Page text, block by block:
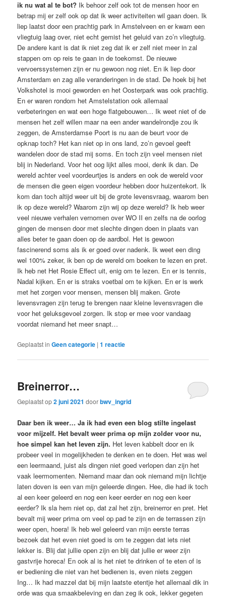
ik nu wat al te bot? Ik behoor zelf ook tot de mensen hoor en
betrap mij er zelf ook op dat ik weer activiteiten wil gaan doen. Ik
liep laatst door een prachtig park in Amstelveen en er kwam een
vliegtuig laag over, niet echt gemist het geluid van zo’n vliegtuig.
De andere kant is dat ik niet zeg dat ik er zelf niet meer in zal
stappen om op reis te gaan in de toekomst. De nieuwe
vervoerssystemen zijn er nu gewoon nog niet. En ik liep door
Amsterdam en zag alle veranderingen in de stad. De hoek bij het
Volkshotel is mooi geworden en het Oosterpark was ook prachtig.
En er waren rondom het Amstelstation ook allemaal
verbeteringen en wat een hoge flatgebouwen… Ik weet niet of de
mensen het zelf willen maar na een ander wandelrondje zou ik
zeggen, de Amsterdamse Poort is nu aan de beurt voor de
opknap toch? Het kan niet op in ons land, zo’n gevoel geeft
wandelen door de stad mij soms. En toch zijn veel mensen niet
blij in Nederland. Voor het oog lijkt alles mooi, denk ik dan. De
wereld achter veel voordeurtjes is anders en ook de wereld voor
de mensen die geen eigen voordeur hebben door huizentekort. Ik
kom dan toch altijd weer uit bij de grote levensvraag, waarom ben
ik op deze wereld? Waarom zijn wij op deze wereld? Ik heb weer
veel nieuwe verhalen vernomen over WO II en zelfs na de oorlog
gingen de mensen door met slechte dingen doen in plaats van
alles beter te gaan doen op de aardbol. Het is gewoon
fascinerend soms als ik er goed over nadenk. Ik weet een ding
wel 100% zeker, ik ben op de wereld om boeken te lezen en pret.
Ik heb net Het Rosie Effect uit, enig om te lezen. En er is tennis,
Nadal kijken. En er is straks voetbal om te kijken. En er is werk
met het zorgen voor mensen, mensen blij maken. Grote
levensvragen zijn terug te brengen naar kleine levensvragen die
voor het geluksgevoel zorgen. Ik stop er mee voor vandaag
voordat niemand het meer snapt…
Geplaatst in Geen categorie |1 reactie
Breinerror…
Geplaatst op2 juni 2021 doorbwv_ingrid
Daar ben ik weer… Ja ik had even een blog stilte ingelast
voor mijzelf. Het bevalt weer prima op mijn zolder voor nu,
hoe simpel kan het leven zijn. Het leven kabbelt door en ik
probeer veel in mogelijkheden te denken en te doen. Het was wel
een leermaand, juist als dingen niet goed verlopen dan zijn het
vaak leermomenten. Niemand maar dan ook niemand mijn lichtje
laten doven is een van mijn geleerde dingen. Hee, die had ik toch
al een keer geleerd en nog een keer eerder en nog een keer
eerder? Ik sla hem niet op, dat zal het zijn, breinerror en pret. Het
bevalt mij weer prima om veel op pad te zijn en de terrassen zijn
weer open, hoera! Ik heb wel geleerd van mijn eerste terras
bezoek dat het even niet goed is om te zeggen dat iets niet
lekker is. Blij dat jullie open zijn en blij dat jullie er weer zijn
gastvrije horeca! En ook al is het niet te drinken of te eten of is
er bediening die niet van het bedienen is, even niets zeggen
Ing… Ik had mazzel dat bij mijn laatste etentje het allemaal dik in
orde was qua smaakbeleving en dan zeg ik ook, lekker gegeten